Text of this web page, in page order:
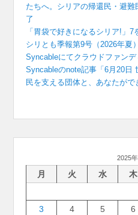
たちへ。シリアの帰還民・避
了
「胃袋で好きになるシリア!」7
シリとも季報第9号（2026年夏
Syncableにてクラウドファン
Syncableのnote記事「6月20日
民を支える団体と、あなたがで
2025
月 火 水 木
3
4 5 6